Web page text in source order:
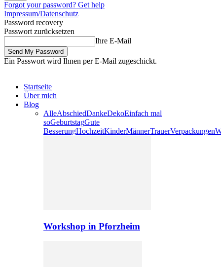
Forgot your password? Get help
Impressum/Datenschutz
Password recovery
Passwort zurücksetzen
Ihre E-Mail
Ein Passwort wird Ihnen per E-Mail zugeschickt.
Startseite
Über mich
Blog
AlleAbschiedDankeDekoEinfach mal
soGeburtstagGute
BesserungHochzeitKinderMännerTrauerVerpackungen
Workshop in Pforzheim